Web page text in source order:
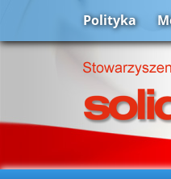
Polityka